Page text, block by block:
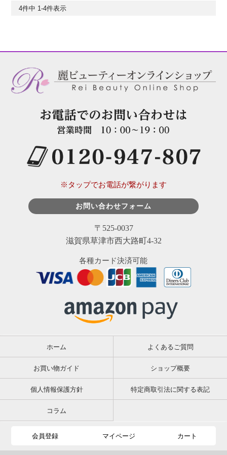
4件中 1-4件表示
※タップでお電話が繋がります
お問い合わせフォーム
〒525-0037
滋賀県草津市西大路町4-32
各種カード決済可能
ホーム よくあるご質問
お買い物ガイド ショップ概要
個人情報保護方針 特定商取引法に関する表記
コラム
会員登録 マイページ カート